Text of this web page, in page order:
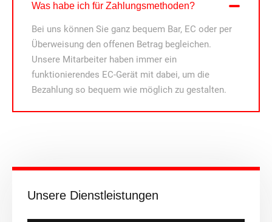
Unsere Dienstleistungen
Was habe ich für Zahlungsmethoden?
Bei uns können Sie ganz bequem Bar, EC oder per
Überweisung den offenen Betrag begleichen.
Unsere Mitarbeiter haben immer ein
funktionierendes EC-Gerät mit dabei, um die
Bezahlung so bequem wie möglich zu gestalten.